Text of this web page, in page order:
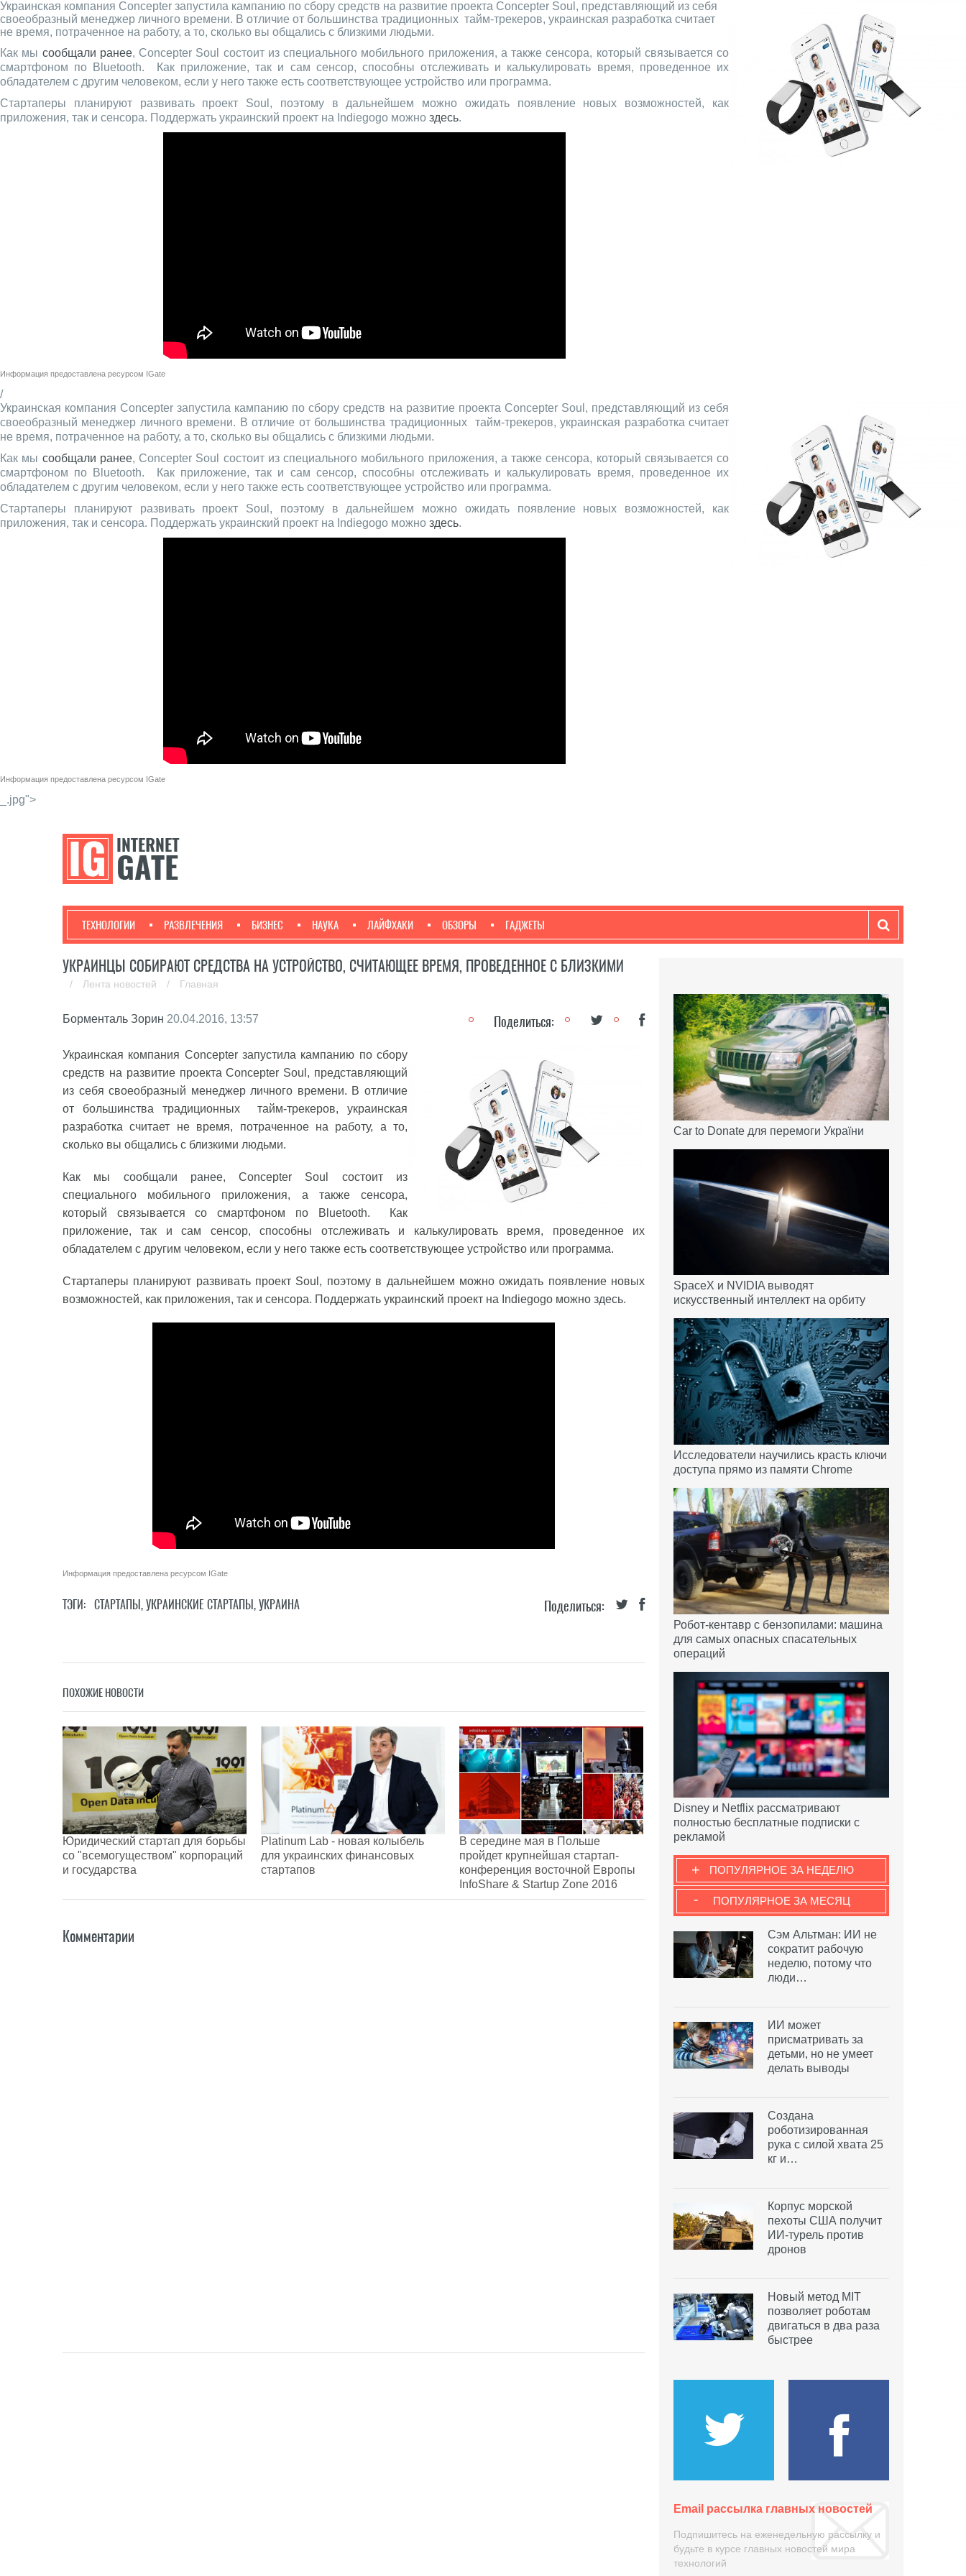
Украинская компания Concepter запустила кампанию по сбору средств на развитие проекта Concepter Soul, представляющий из себя
своеобразный менеджер личного времени. В отличие от большинства традиционных тайм-трекеров, украинская разработка считает
не время, потраченное на работу, а то, сколько вы общались с близкими людьми.
Как мы сообщали ранее, Concepter Soul состоит из специального мобильного приложения, а также сенсора, который связывается со
смартфоном по Bluetooth. Как приложение, так и сам сенсор, способны отслеживать и калькулировать время, проведенное их
обладателем с другим человеком, если у него также есть соответствующее устройство или программа.
Стартаперы планируют развивать проект Soul, поэтому в дальнейшем можно ожидать появление новых возможностей, как
приложения, так и сенсора. Поддержать украинский проект на Indiegogo можно здесь.
Информация предоставлена ресурсом IGate
/
Украинская компания Concepter запустила кампанию по сбору средств на развитие проекта Concepter Soul, представляющий из себя
своеобразный менеджер личного времени. В отличие от большинства традиционных тайм-трекеров, украинская разработка считает
не время, потраченное на работу, а то, сколько вы общались с близкими людьми.
Как мы сообщали ранее, Concepter Soul состоит из специального мобильного приложения, а также сенсора, который связывается со
смартфоном по Bluetooth. Как приложение, так и сам сенсор, способны отслеживать и калькулировать время, проведенное их
обладателем с другим человеком, если у него также есть соответствующее устройство или программа.
Стартаперы планируют развивать проект Soul, поэтому в дальнейшем можно ожидать появление новых возможностей, как
приложения, так и сенсора. Поддержать украинский проект на Indiegogo можно здесь.
Информация предоставлена ресурсом IGate
_.jpg">
ТЕХНОЛОГИИ РАЗВЛЕЧЕНИЯ БИЗНЕС НАУКА ЛАЙФХАКИ ОБЗОРЫ ГАДЖЕТЫ
УКРАИНЦЫ СОБИРАЮТ СРЕДСТВА НА УСТРОЙСТВО, СЧИТАЮЩЕЕ ВРЕМЯ, ПРОВЕДЕННОЕ С БЛИЗКИМИ
/ Лента новостей / Главная
Борменталь Зорин 20.04.2016, 13:57 Поделиться:
Украинская компания Concepter запустила кампанию по сбору
средств на развитие проекта Concepter Soul, представляющий
из себя своеобразный менеджер личного времени. В отличие
от большинства традиционных тайм-трекеров, украинская
разработка считает не время, потраченное на работу, а то,
сколько вы общались с близкими людьми.
Как мы сообщали ранее, Concepter Soul состоит из
специального мобильного приложения, а также сенсора,
который связывается со смартфоном по Bluetooth. Как
приложение, так и сам сенсор, способны отслеживать и калькулировать время, проведенное их
обладателем с другим человеком, если у него также есть соответствующее устройство или программа.
Стартаперы планируют развивать проект Soul, поэтому в дальнейшем можно ожидать появление новых
возможностей, как приложения, так и сенсора. Поддержать украинский проект на Indiegogo можно здесь.
Информация предоставлена ресурсом IGate
Поделиться:
ТЭГИ: СТАРТАПЫ,УКРАИНСКИЕ СТАРТАПЫ,УКРАИНА
ПОХОЖИЕ НОВОСТИ
Юридический стартап для борьбы
со "всемогуществом" корпораций
и государства
Platinum Lab - новая колыбель
для украинских финансовых
стартапов
В середине мая в Польше
пройдет крупнейшая стартап-
конференция восточной Европы
InfoShare & Startup Zone 2016
Комментарии
Car to Donate для перемоги України
SpaceX и NVIDIA выводят
искусственный интеллект на орбиту
Исследователи научились красть ключи
доступа прямо из памяти Chrome
Робот-кентавр с бензопилами: машина
для самых опасных спасательных
операций
Disney и Netflix рассматривают
полностью бесплатные подписки с
рекламой
ПОПУЛЯРНОЕ ЗА НЕДЕЛЮ
+
ПОПУЛЯРНОЕ ЗА МЕСЯЦ
-
Сэм Альтман: ИИ не
сократит рабочую
неделю, потому что
люди…
ИИ может
присматривать за
детьми, но не умеет
делать выводы
Создана
роботизированная
рука с силой хвата 25
кг и…
Корпус морской
пехоты США получит
ИИ-турель против
дронов
Новый метод MIT
позволяет роботам
двигаться в два раза
быстрее
Email рассылка главных новостей
Подпишитесь на еженедельную рассылку и
будьте в курсе главных новостей мира
технологий